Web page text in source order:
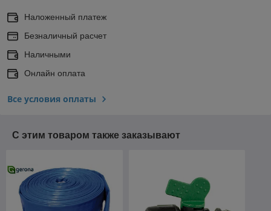
Наложенный платеж
Безналичный расчет
Наличными
Онлайн оплата
Все условия оплаты
С этим товаром также заказывают